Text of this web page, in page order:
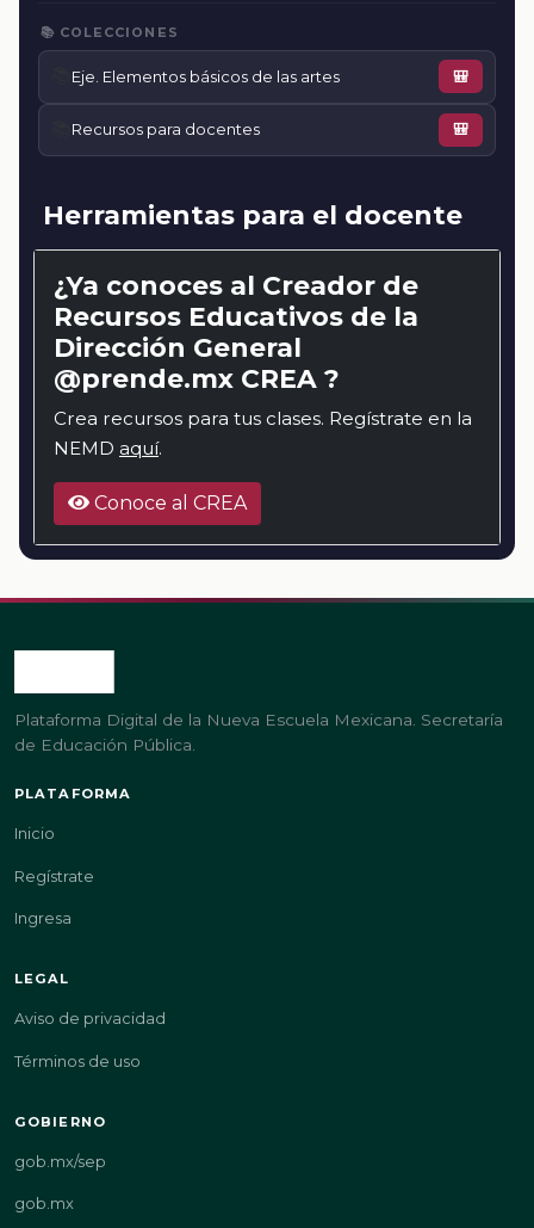
📚 COLECCIONES
Eje. Elementos básicos de las artes 🎒
Recursos para docentes 🎒
Herramientas para el docente
¿Ya conoces al Creador de
Recursos Educativos de la
Dirección General
@prende.mx CREA ?
Crea recursos para tus clases. Regístrate en la
NEMD aquí.
Conoce al CREA
Plataforma Digital de la Nueva Escuela Mexicana. Secretaría
de Educación Pública.
PLATAFORMA
Inicio
Regístrate
Ingresa
LEGAL
Aviso de privacidad
Términos de uso
GOBIERNO
gob.mx/sep
gob.mx